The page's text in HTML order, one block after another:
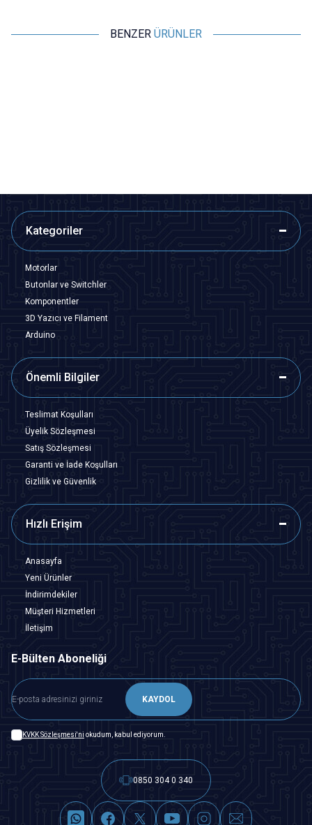
BENZER ÜRÜNLER
Kategoriler
Motorlar
Butonlar ve Switchler
Komponentler
3D Yazıcı ve Filament
Arduino
Önemli Bilgiler
Teslimat Koşulları
Üyelik Sözleşmesi
Satış Sözleşmesi
Garanti ve İade Koşulları
Gizlilik ve Güvenlik
Hızlı Erişim
Anasayfa
Yeni Ürünler
İndirimdekiler
Müşteri Hizmetleri
İletişim
E-Bülten Aboneliği
KAYDOL
KVKK Sözleşmesi'ni okudum, kabul ediyorum.
0850 304 0 340